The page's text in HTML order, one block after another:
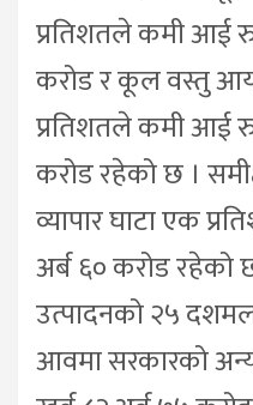
प्रतिशतले कमी आई
करोड र कूल वस्तु
प्रतिशतले कमी आई
करोड रहेको छ ।
व्यापार घाटा एक
अर्ब ६० करोड रहेको
उत्पादनको २५
आवमा सरकारको